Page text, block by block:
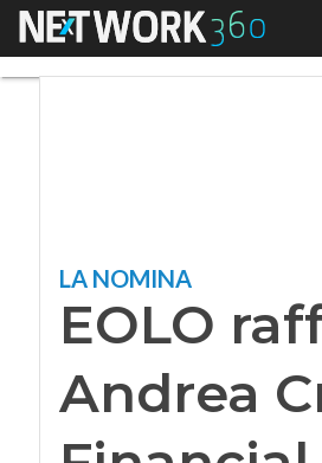
Menu
LA NOMINA
EOLO
Andrea